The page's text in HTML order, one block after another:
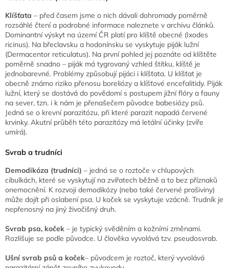
Klíšťata – před časem jsme o nich dávali dohromady poměrně
rozsáhlé čtení a podrobné informace naleznete v archivu článků.
Dominantní výskyt na území ČR platí pro klíště obecné (Ixodes
ricinus). Na břeclavsku a hodonínsku se vyskytuje piják lužní
(Dermacentor reticulatus). Na první pohled jej poznáte od klíštěte
poměrně snadno – piják má tygrovaný vzhled štítku, klíště je
jednobarevné. Problémy způsobují pijáci i klíšťata. U klíšťat je
obecně známo riziko přenosu boreliózy a klíšťové encefalitidy. Piják
lužní, který se dostává do povědomí s postupem jižní flóry a fauny
na sever, tzn. i k nám je přenašečem původce babesiózy psů.
Jedná se o krevní parazitózu, při které parazit napadá červené
krvinky. Akutní průběh této parazitózy má letální účinky (zvíře
umírá).
Svrab a trudníci
Demodikóza (trudníci) – jedná se o roztoče v chlupových
cibulkách, které se vyskytují na zvířatech běžně a to bez příznaků
onemocnění. K rozvoji demodikózy (nebo také červené prašiviny)
může dojít při oslabení psa. U koček se vyskytuje vzácně. Trudník je
nepřenosný na jiný živočišný druh.
Svrab psa, koček – je typický svěděním a kožními změnami.
Rozlišuje se podle původce. U člověka vyvolává tzv. pseudosvrab.
Ušní svrab psů a koček– původcem je roztoč, který vyvolává